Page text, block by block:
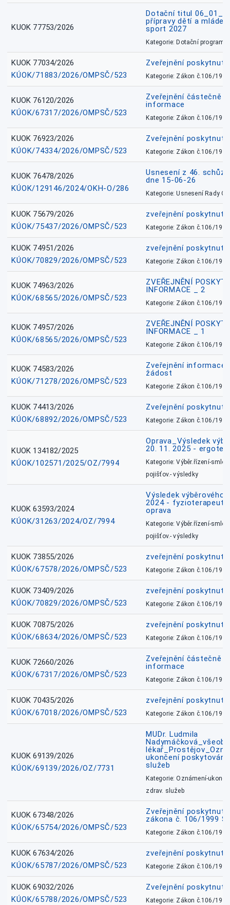
KUOK 77753/2026
Dotační titul
přípravy dětí a
sport 2027
Kategorie: Dotační
KUOK 77034/2026
KÚOK/71883/2026/OMPSČ/523
Zveřejnění
Kategorie: Zákon č.106/1999
KUOK 76120/2026
KÚOK/67317/2026/OMPSČ/523
Zveřejnění částečně
informace
Kategorie: Zákon č.106/1999
KUOK 76923/2026
KÚOK/74334/2026/OMPSČ/523
Zveřejnění
Kategorie: Zákon č.106/1999
KUOK 76478/2026
KÚOK/129146/2024/OKH-O/286
Usnesení z 46.
dne 15-06-26
Kategorie: Usnesení Rady
KUOK 75679/2026
KÚOK/75437/2026/OMPSČ/523
zveřejnění
Kategorie: Zákon č.106/1999
KUOK 74951/2026
KÚOK/70829/2026/OMPSČ/523
zveřejnění
Kategorie: Zákon č.106/1999
KUOK 74963/2026
KÚOK/68565/2026/OMPSČ/523
ZVEŘEJNĚNÍ
INFORMACE _ 2
Kategorie: Zákon č.106/1999
KUOK 74957/2026
KÚOK/68565/2026/OMPSČ/523
ZVEŘEJNĚNÍ
INFORMACE _ 1
Kategorie: Zákon č.106/1999
KUOK 74583/2026
KÚOK/71278/2026/OMPSČ/523
Zveřejnění informace
žádost
Kategorie: Zákon č.106/1999
KUOK 74413/2026
KÚOK/68892/2026/OMPSČ/523
Zveřejnění
Kategorie: Zákon č.106/1999
KUOK 134182/2025
KÚOK/102571/2025/OZ/7994
Oprava_Výsledek
20. 11. 2025 -
Kategorie: Výběr.řízení-
pojišťov.- výsledky
KUOK 63593/2024
KÚOK/31263/2024/OZ/7994
Výsledek výběrového
2024 - fyzioterapeut,
oprava
Kategorie: Výběr.řízení-
pojišťov.- výsledky
KUOK 73855/2026
KÚOK/67578/2026/OMPSČ/523
zveřejnění
Kategorie: Zákon č.106/1999
KUOK 73409/2026
KÚOK/70829/2026/OMPSČ/523
zveřejnění
Kategorie: Zákon č.106/1999
KUOK 70875/2026
KÚOK/68634/2026/OMPSČ/523
zveřejnění
Kategorie: Zákon č.106/1999
KUOK 72660/2026
KÚOK/67317/2026/OMPSČ/523
Zveřejnění částečně
informace
Kategorie: Zákon č.106/1999
KUOK 70435/2026
KÚOK/67018/2026/OMPSČ/523
zveřejnění
Kategorie: Zákon č.106/1999
KUOK 69139/2026
KÚOK/69139/2026/OZ/7731
MUDr. Ludmila
ukončení
služeb
Kategorie: Oznámení-
zdrav. služeb
KUOK 67348/2026
KÚOK/65754/2026/OMPSČ/523
Zveřejnění
zákona č. 106/1999
Kategorie: Zákon č.106/1999
KUOK 67634/2026
KÚOK/65787/2026/OMPSČ/523
zveřejnění
Kategorie: Zákon č.106/1999
KUOK 69032/2026
KÚOK/65788/2026/OMPSČ/523
Zveřejnění
Kategorie: Zákon č.106/1999